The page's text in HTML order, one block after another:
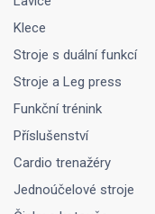
Klece
Stroje s duální funkcí
Stroje a Leg press
Funkční trénink
Příslušenství
Cardio trenažéry
Jednoúčelové stroje